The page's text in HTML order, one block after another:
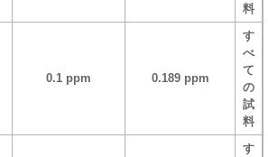
料
0.1 ppm 0.189 ppm
す
べ
て
の
試
料
す